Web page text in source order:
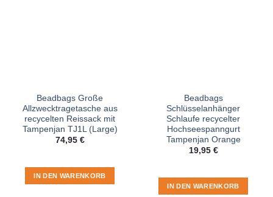
Beadbags Große
Allzwecktragetasche aus
recycelten Reissack mit
Tampenjan TJ1L (Large)
74,95 €
IN DEN WARENKORB
Beadbags
Schlüsselanhänger
Schlaufe recycelter
Hochseespanngurt
Tampenjan Orange
19,95 €
IN DEN WARENKORB